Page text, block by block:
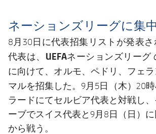
順位表
ネーションズリーグに集中
8月30日に代表招集リストが発表
代表は、 UEFAネーションズリーグ
に向けて、 オルモ、ペドリ、フェ
マルを招集した。9月5日（木）20
ラードにてセルビア代表と対戦し
ーブでスイス代表と9月8日（日）
から戦う。